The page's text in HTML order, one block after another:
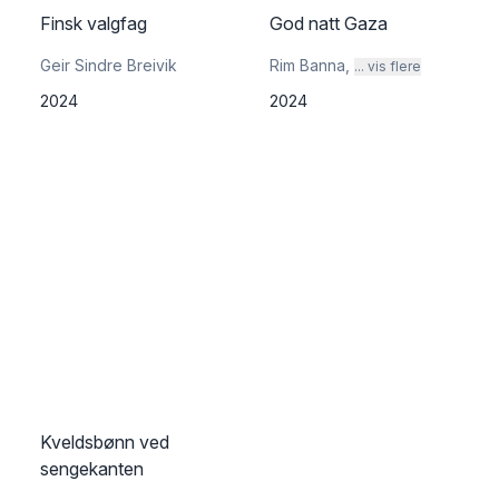
Finsk valgfag
Geir Sindre Breivik
2024
God natt Gaza
Rim Banna ... vis flere
2024
Kveldsbønn ved
sengekanten